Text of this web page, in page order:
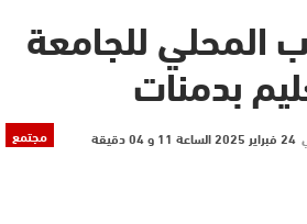
المحلي للجامعة
بدمنات
مجتمع 24 فبراير 2025 الساعة 11 و 04 دقيقة